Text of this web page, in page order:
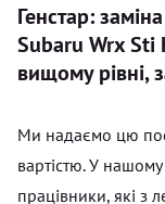
Генстар:
Subaru Wrx Sti
вищому рівні,
Ми надаємо цю
вартістю. У
працівники, які з